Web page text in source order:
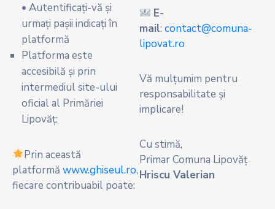
• Autentificați-vă și
urmați pașii indicați în
platformă
Platforma este
accesibilă și prin
intermediul site-ului
oficial al Primăriei
Lipovăț:
Prin această
platformă www.ghiseul.ro,
fiecare contribuabil poate:
E-
mail: contact@comuna-
lipovat.ro
Vă mulțumim pentru
responsabilitate și
implicare!
Cu stimă,
Primar Comuna Lipovăț
Hriscu Valerian